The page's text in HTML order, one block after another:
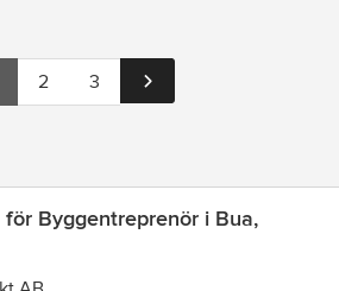
2 3
Byggentreprenör i Bua,